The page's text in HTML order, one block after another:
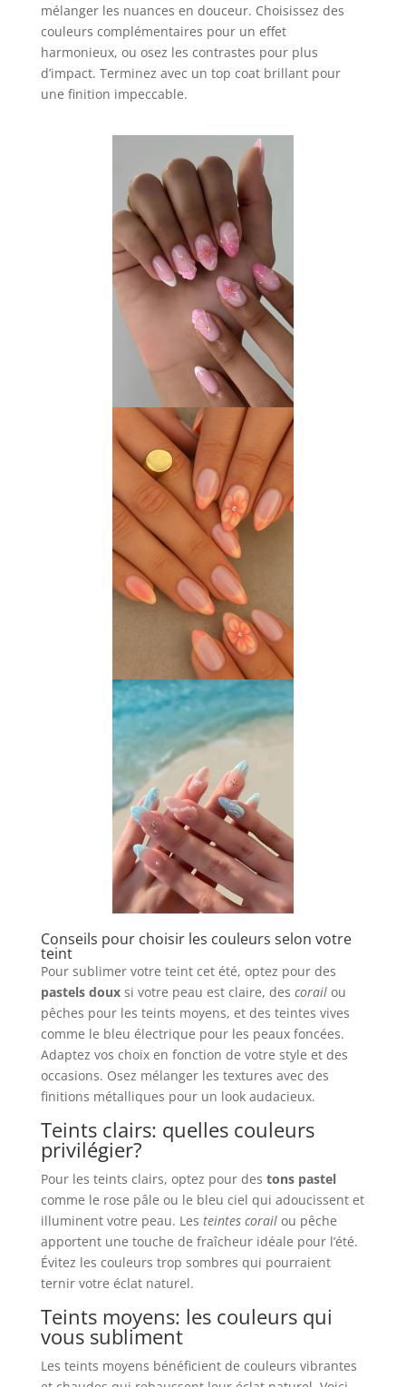
mélanger les nuances en douceur. Choisissez des
couleurs complémentaires pour un effet
harmonieux, ou osez les contrastes pour plus
d’impact. Terminez avec un top coat brillant pour
une finition impeccable.
Conseils pour choisir les couleurs selon votre
teint
Pour sublimer votre teint cet été, optez pour des
pastels douxsi votre peau est claire, des corailou
pêches pour les teints moyens, et des teintes vives
comme le bleu électrique pour les peaux foncées.
Adaptez vos choix en fonction de votre style et des
occasions. Osez mélanger les textures avec des
finitions métalliques pour un look audacieux.
Teints clairs: quelles couleurs
privilégier?
Pour les teints clairs, optez pour des tons pastel
comme le rose pâle ou le bleu ciel qui adoucissent et
illuminent votre peau. Les teintes corailou pêche
apportent une touche de fraîcheur idéale pour l’été.
Évitez les couleurs trop sombres qui pourraient
ternir votre éclat naturel.
Teints moyens: les couleurs qui
vous subliment
Les teints moyens bénéficient de couleurs vibrantes